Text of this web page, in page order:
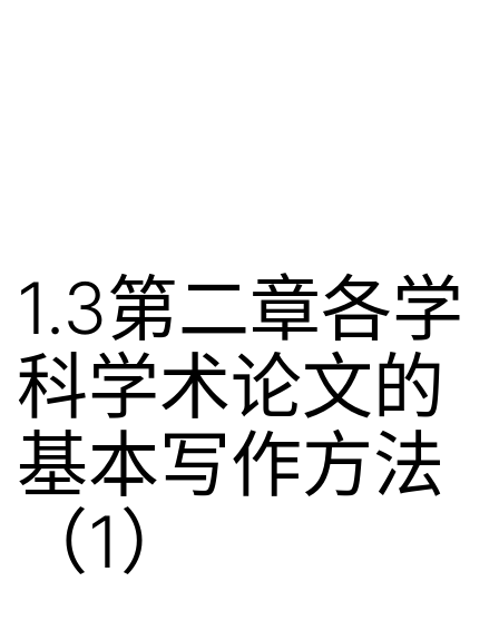
1.3第二章各学
科学术论文的
基本写作方法
（1）